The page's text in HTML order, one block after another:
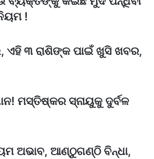
!
୩ ରାଶିଙ୍କ ପାଇଁ ଖୁସି ଖବର,
ମସ୍ତିଷ୍କର ସ୍ନାୟୁକୁ ଦୁର୍ବଳ
ଅଭାବ, ଆଣ୍ଠୁଗଣ୍ଠି ବିନ୍ଧା,